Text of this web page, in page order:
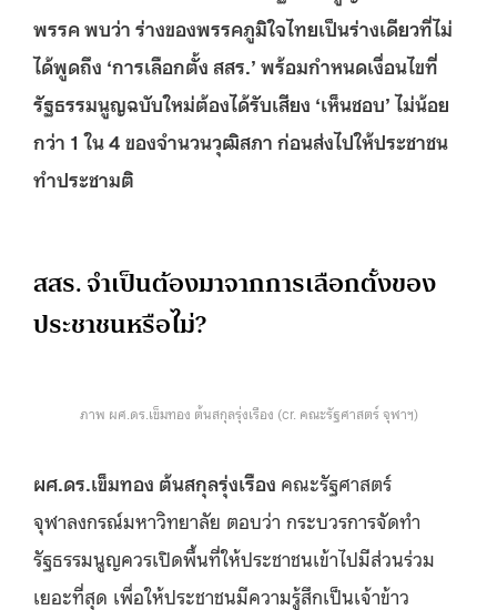
พรรค พบว่า ร่างของพรรคภูมิใจไทยเป็นร่างเดียวที่ไม่
ได้พูดถึง ‘การเลือกตั้ง สสร.’ พร้อมกำหนดเงื่อนไขที่
รัฐธรรมนูญฉบับใหม่ต้องได้รับเสียง ‘เห็นชอบ’ ไม่น้อย
กว่า 1 ใน 4 ของจำนวนวุฒิสภา ก่อนส่งไปให้ประชาชน
ทำประชามติ
สสร. จำเป็นต้องมาจากการเลือกตั้งของ
ประชาชนหรือไม่?
ภาพ ผศ.ดร.เข็มทอง ต้นสกุลรุ่งเรือง (cr. คณะรัฐศาสตร์ จุฬาฯ)
ผศ.ดร.เข็มทอง ต้นสกุลรุ่งเรือง คณะรัฐศาสตร์
จุฬาลงกรณ์มหาวิทยาลัย ตอบว่า กระบวรการจัดทำ
รัฐธรรมนูญควรเปิดพื้นที่ให้ประชาชนเข้าไปมีส่วนร่วม
เยอะที่สุด เพื่อให้ประชาชนมีความรู้สึกเป็นเจ้าข้าว